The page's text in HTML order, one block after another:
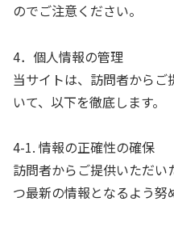
のでご注意ください。
4．個人情報の管理
当サイトは、訪問者から
いて、以下を徹底します。
4-1. 情報の正確性の確保
訪問者からご提供いただ
つ最新の情報となるよう努